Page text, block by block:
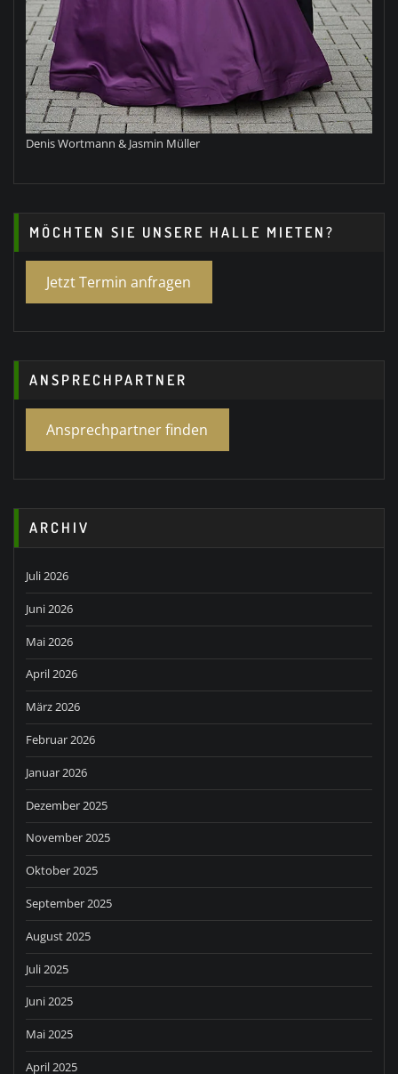
Denis Wortmann & Jasmin Müller
MÖCHTEN SIE UNSERE HALLE MIETEN?
Jetzt Termin anfragen
ANSPRECHPARTNER
Ansprechpartner finden
ARCHIV
Juli 2026
Juni 2026
Mai 2026
April 2026
März 2026
Februar 2026
Januar 2026
Dezember 2025
November 2025
Oktober 2025
September 2025
August 2025
Juli 2025
Juni 2025
Mai 2025
April 2025